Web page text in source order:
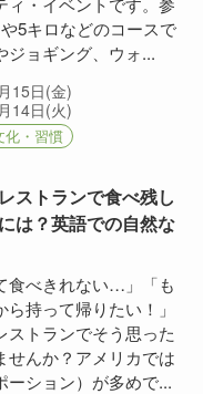
5キロなどのコースで
ジョギング、ウォ...
15日(金)
14日(火)
化・習慣
ストランで食べ残し
は？英語での自然な
食べきれない…」「も
ら持って帰りたい！」
ストランでそう思った
せんか？アメリカでは
ーション）が多めで...